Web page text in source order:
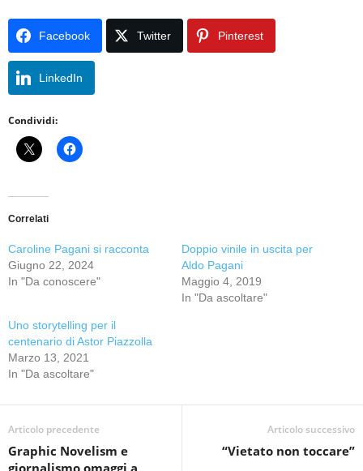
Facebook Twitter Pinterest
LinkedIn
Condividi:
Correlati
Caroline Pagani si racconta
Giugno 22, 2024
In "Da conoscere"
Doppio vinile in uscita per
Aldo Pagani
Maggio 4, 2019
In "Da ascoltare"
Uno storytelling per il
centenario di Astor Piazzolla
Marzo 13, 2021
In "Da ascoltare"
Articolo precedente
Graphic Novelism e
giornalismo omaggi a
Articolo successivo
“Vietato non toccare”